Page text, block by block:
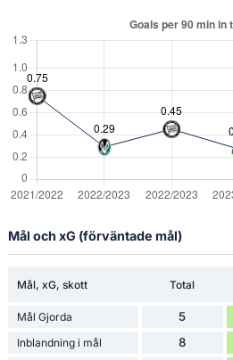
Mål och xG (förväntade mål)
Mål, xG, skott Total
Mål Gjorda 5
Inblandning i mål 8